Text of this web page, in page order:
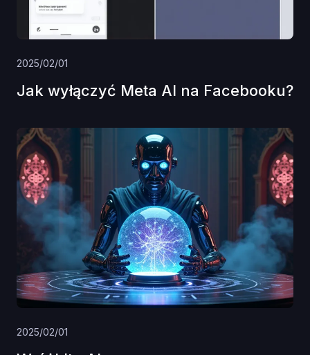
2025/02/01
Jak wyłączyć Meta AI na Facebooku?
2025/02/01